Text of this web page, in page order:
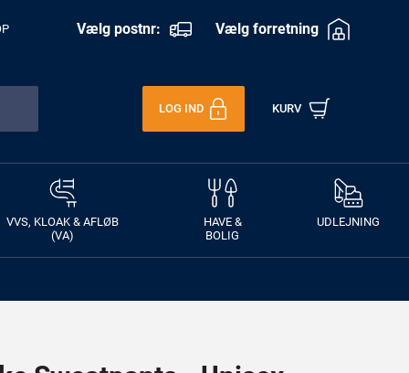
Vælg postnr: Vælg forretning
LOG IND KURV
VVS, KLOAK & AFLØB
(VA)
HAVE &
BOLIG
UDLEJNING